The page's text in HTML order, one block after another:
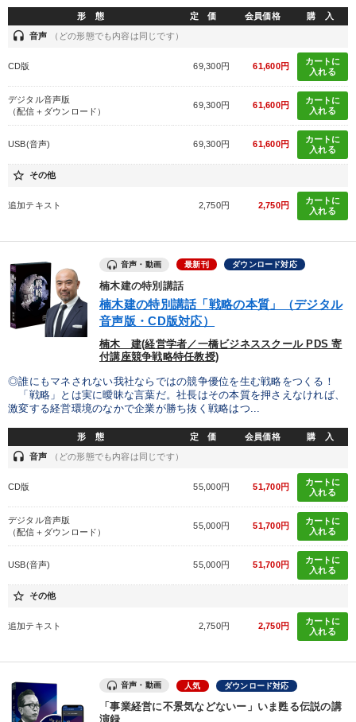
形 態 定 価 会員価格 購 入
headset 音声 （どの形態でも内容は同じです）
CD版 69,300円 61,600円
カートに
入れる
デジタル音声版
（配信＋ダウンロード）
69,300円 61,600円
カートに
入れる
USB(音声) 69,300円 61,600円
カートに
入れる
star_border その他
追加テキスト 2,750円 2,750円
カートに
入れる
音声・動画 最新刊 ダウンロード対応
楠木建の特別講話
楠木建の特別講話「戦略の本質」（デジタル
音声版・CD版対応）
楠木 建(経営学者／一橋ビジネススクール PDS 寄
付講座競争戦略特任教授)
◎誰にもマネされない我社ならではの競争優位を生む戦略をつくる！
「戦略」とは実に曖昧な言葉だ。社長はその本質を押さえなければ、
激変する経営環境のなかで企業が勝ち抜く戦略はつ...
形 態 定 価 会員価格 購 入
headset 音声 （どの形態でも内容は同じです）
CD版 55,000円 51,700円
カートに
入れる
デジタル音声版
（配信＋ダウンロード）
55,000円 51,700円
カートに
入れる
USB(音声) 55,000円 51,700円
カートに
入れる
star_border その他
追加テキスト 2,750円 2,750円
カートに
入れる
音声・動画 人気 ダウンロード対応
「事業経営に不景気などないー」いま甦る伝説の講
演録